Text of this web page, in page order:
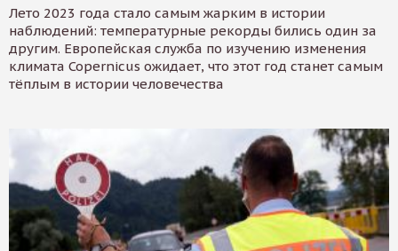
Лето 2023 года стало самым жарким в истории
наблюдений: температурные рекорды бились один за
другим. Европейская служба по изучению изменения
климата Copernicus ожидает, что этот год станет самым
тёплым в истории человечества